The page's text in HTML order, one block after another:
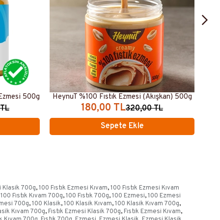
500g HeynuT %100 Fıstık Ezmesi (Akışkan) 500g
180,00 TL320,00 TL
Sepete Ekle
Klasik 700g,100 Fıstık Ezmesi Kıvam,100 Fıstık Ezmesi Kıvam
100 Fıstık Kıvam 700g,100 Fıstık 700g,100 Ezmesi,100 Ezmesi
700g,100 Klasik,100 Klasik Kıvam,100 Klasik Kıvam 700g,
Kıvam 700g,Fıstık Ezmesi Klasik 700g,Fıstık Ezmesi Kıvam,